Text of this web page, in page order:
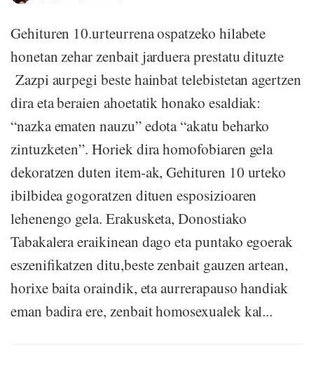
Gehituren 10.urteurrena ospatzeko hilabete
honetan zehar zenbait jarduera prestatu dituzte
Zazpi aurpegi beste hainbat telebistetan agertzen
dira eta beraien ahoetatik honako esaldiak:
“nazka ematen nauzu” edota “akatu beharko
zintuzketen”. Horiek dira homofobiaren gela
dekoratzen duten item-ak, Gehituren 10 urteko
ibilbidea gogoratzen dituen esposizioaren
lehenengo gela. Erakusketa, Donostiako
Tabakalera eraikinean dago eta puntako egoerak
eszenifikatzen ditu,beste zenbait gauzen artean,
horixe baita oraindik, eta aurrerapauso handiak
eman badira ere, zenbait homosexualek kal...